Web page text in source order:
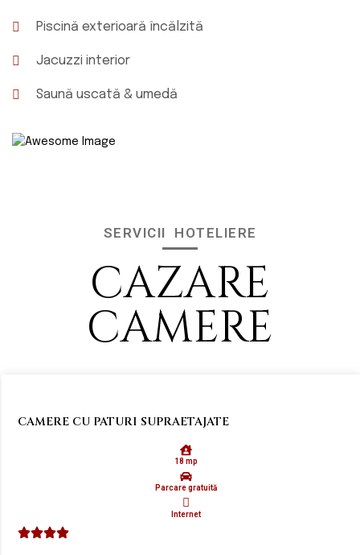
Piscină exterioară încălzită
Jacuzzi interior
Saună uscată & umedă
SERVICII HOTELIERE
CAZARE
CAMERE
CAMERE CU PATURI SUPRAETAJATE
18 mp
Parcare gratuită
Internet